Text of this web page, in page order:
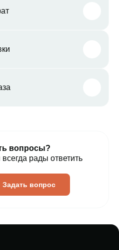
вопросы?
рады ответить
Задать вопрос